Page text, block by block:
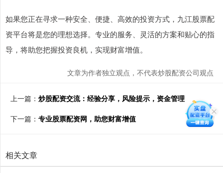
如果您正在寻求一种安全、便捷、高效的投资方式，九江股票配
资平台将是您的理想选择。专业的服务、灵活的方案和贴心的指
导，将助您把握投资良机，实现财富增值。
文章为作者独立观点，不代表炒股配资公司观点
上一篇： 炒股配资交流：经验分享，风险提示，资金管理
下一篇： 专业股票配资网，助您财富增值
相关文章